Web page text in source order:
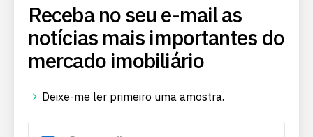
Receba no seu e-mail as
notícias mais importantes do
mercado imobiliário
Deixe-me ler primeiro uma amostra.